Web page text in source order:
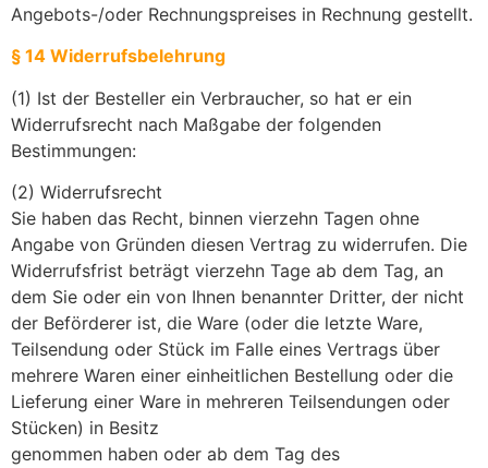
Angebots-/oder Rechnungspreises in Rechnung gestellt.
§ 14 Widerrufsbelehrung
(1) Ist der Besteller ein Verbraucher, so hat er ein
Widerrufsrecht nach Maßgabe der folgenden
Bestimmungen:
(2) Widerrufsrecht
Sie haben das Recht, binnen vierzehn Tagen ohne
Angabe von Gründen diesen Vertrag zu widerrufen. Die
Widerrufsfrist beträgt vierzehn Tage ab dem Tag, an
dem Sie oder ein von Ihnen benannter Dritter, der nicht
der Beförderer ist, die Ware (oder die letzte Ware,
Teilsendung oder Stück im Falle eines Vertrags über
mehrere Waren einer einheitlichen Bestellung oder die
Lieferung einer Ware in mehreren Teilsendungen oder
Stücken) in Besitz
genommen haben oder ab dem Tag des